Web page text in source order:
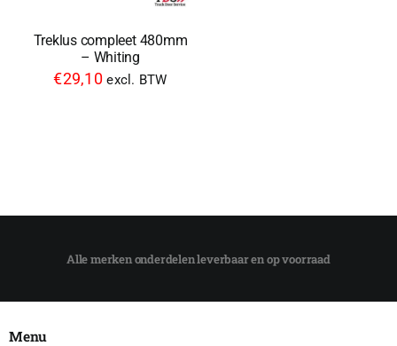
Treklus compleet 480mm
– Whiting
€29,10 excl. BTW
Menu